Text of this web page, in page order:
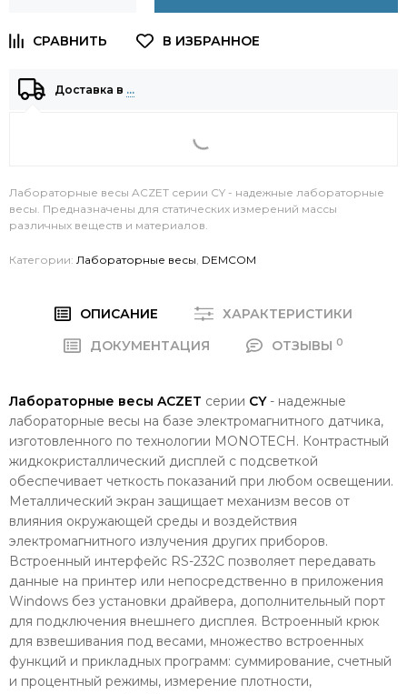
Доставка в …
Лабораторные весы ACZET серии CY - надежные лабораторные
весы. Предназначены для статических измерений массы
различных веществ и материалов.
Категории: Лабораторные весы, DEMCOM
ОПИСАНИЕ
ХАРАКТЕРИСТИКИ
ДОКУМЕНТАЦИЯ
ОТЗЫВЫ 0
Лабораторные весы ACZET серии CY- надежные
лабораторные весы на базе электромагнитного датчика,
изготовленного по технологии MONOTECH. Контрастный
жидкокристаллический дисплей с подсветкой
обеспечивает четкость показаний при любом освещении.
Металлический экран защищает механизм весов от
влияния окружающей среды и воздействия
электромагнитного излучения других приборов.
Встроенный интерфейс RS-232C позволяет передавать
данные на принтер или непосредственно в приложения
Windows без установки драйвера, дополнительный порт
для подключения внешнего дисплея. Встроенный крюк
для взвешивания под весами, множество встроенных
функций и прикладных программ: суммирование, счетный
и процентный режимы, измерение плотности,